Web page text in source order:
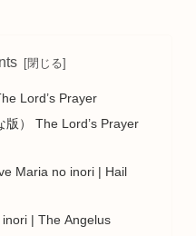
Lord’s Prayer
版） The Lord’s Prayer
Maria no inori | Hail
| The Angelus